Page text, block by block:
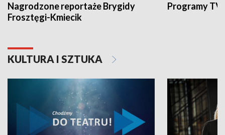
Nagrodzone reportaże Brygidy
Frosztęgi-Kmiecik
Programy
KULTURA I SZTUKA